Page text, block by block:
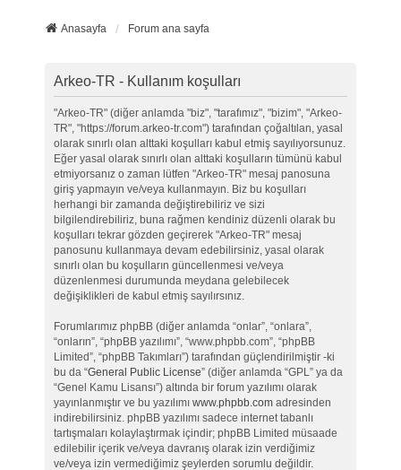
Anasayfa Forum ana sayfa
Arkeo-TR - Kullanım koşulları
"Arkeo-TR" (diğer anlamda "biz", "tarafımız", "bizim", "Arkeo-
TR", "https://forum.arkeo-tr.com") tarafından çoğaltılan, yasal
olarak sınırlı olan alttaki koşulları kabul etmiş sayılıyorsunuz.
Eğer yasal olarak sınırlı olan alttaki koşulların tümünü kabul
etmiyorsanız o zaman lütfen "Arkeo-TR" mesaj panosuna
giriş yapmayın ve/veya kullanmayın. Biz bu koşulları
herhangi bir zamanda değiştirebiliriz ve sizi
bilgilendirebiliriz, buna rağmen kendiniz düzenli olarak bu
koşulları tekrar gözden geçirerek "Arkeo-TR" mesaj
panosunu kullanmaya devam edebilirsiniz, yasal olarak
sınırlı olan bu koşulların güncellenmesi ve/veya
düzenlenmesi durumunda meydana gelebilecek
değişiklikleri de kabul etmiş sayılırsınız.
Forumlarımız phpBB (diğer anlamda “onlar”, “onlara”,
“onların”, “phpBB yazılımı”, “www.phpbb.com”, “phpBB
Limited”, “phpBB Takımları”) tarafından güçlendirilmiştir -ki
bu da “General Public License” (diğer anlamda “GPL” ya da
“Genel Kamu Lisansı”) altında bir forum yazılımı olarak
yayınlanmıştır ve bu yazılımı www.phpbb.comadresinden
indirebilirsiniz. phpBB yazılımı sadece internet tabanlı
tartışmaları kolaylaştırmak içindir; phpBB Limited müsaade
edilebilir içerik ve/veya davranış olarak izin verdiğimiz
ve/veya izin vermediğimiz şeylerden sorumlu değildir.